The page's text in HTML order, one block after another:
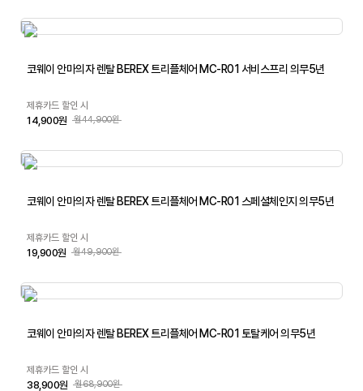
코웨이 안마의자 렌탈 BEREX 트리플체어 MC-R01 서비스프리 의무5년
제휴카드 할인 시
14,900원 월44,900원
코웨이 안마의자 렌탈 BEREX 트리플체어 MC-R01 스페셜체인지 의무5년
제휴카드 할인 시
19,900원 월49,900원
코웨이 안마의자 렌탈 BEREX 트리플체어 MC-R01 토탈케어 의무5년
제휴카드 할인 시
38,900원 월68,900원